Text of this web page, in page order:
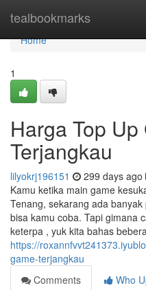
tealbookmarks
Home
Home
1
Harga Top Up
Terjangkau
lilyokrj196151 299 days ago
Kamu ketika main game
Tenang, sekarang ada
bisa kamu coba. Tapi gimana
keterpa , yuk kita bahas
https://
game-terjangkau
Comments
Who